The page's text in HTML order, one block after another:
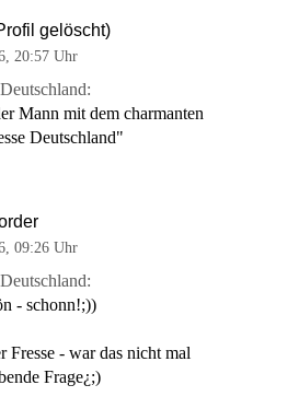
gelöscht)
20:57 Uhr
Mann mit dem charmanten
Deutschland"
09:26 Uhr
- schonn!;))
Fresse - war das nicht mal
Frage¿;)